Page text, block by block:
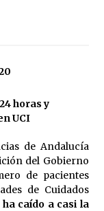
Sevilla | Más de
su liquidación al
de euros a la
horas y
UCI
de Andalucía
del Gobierno
de pacientes
de Cuidados
ha caído a casi la